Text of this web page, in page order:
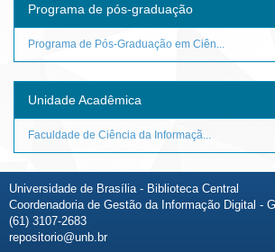
Programa de pós-graduação
Programa de Pós-Graduação em Ciên...
Unidade Acadêmica
Faculdade de Ciência da Informaçã...
Universidade de Brasília - Biblioteca Central
Coordenadoria de Gestão da Informação Digital -
(61) 3107-2683
repositorio@unb.br